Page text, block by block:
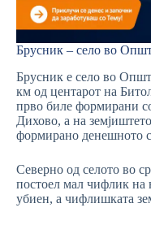
Брусник – село во
Брусник е село во
км од центарот на
прво биле формирани
Дихово, а на
формирано денешното
Северно од селото во
постоел мал чифлик на
убиен, а чифлишката